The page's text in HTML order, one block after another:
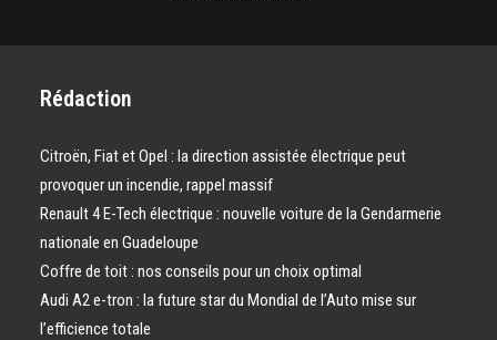
Rédaction
Citroën, Fiat et Opel : la direction assistée électrique peut
provoquer un incendie, rappel massif
Renault 4 E-Tech électrique : nouvelle voiture de la Gendarmerie
nationale en Guadeloupe
Coffre de toit : nos conseils pour un choix optimal
Audi A2 e-tron : la future star du Mondial de l’Auto mise sur
l’efficience totale